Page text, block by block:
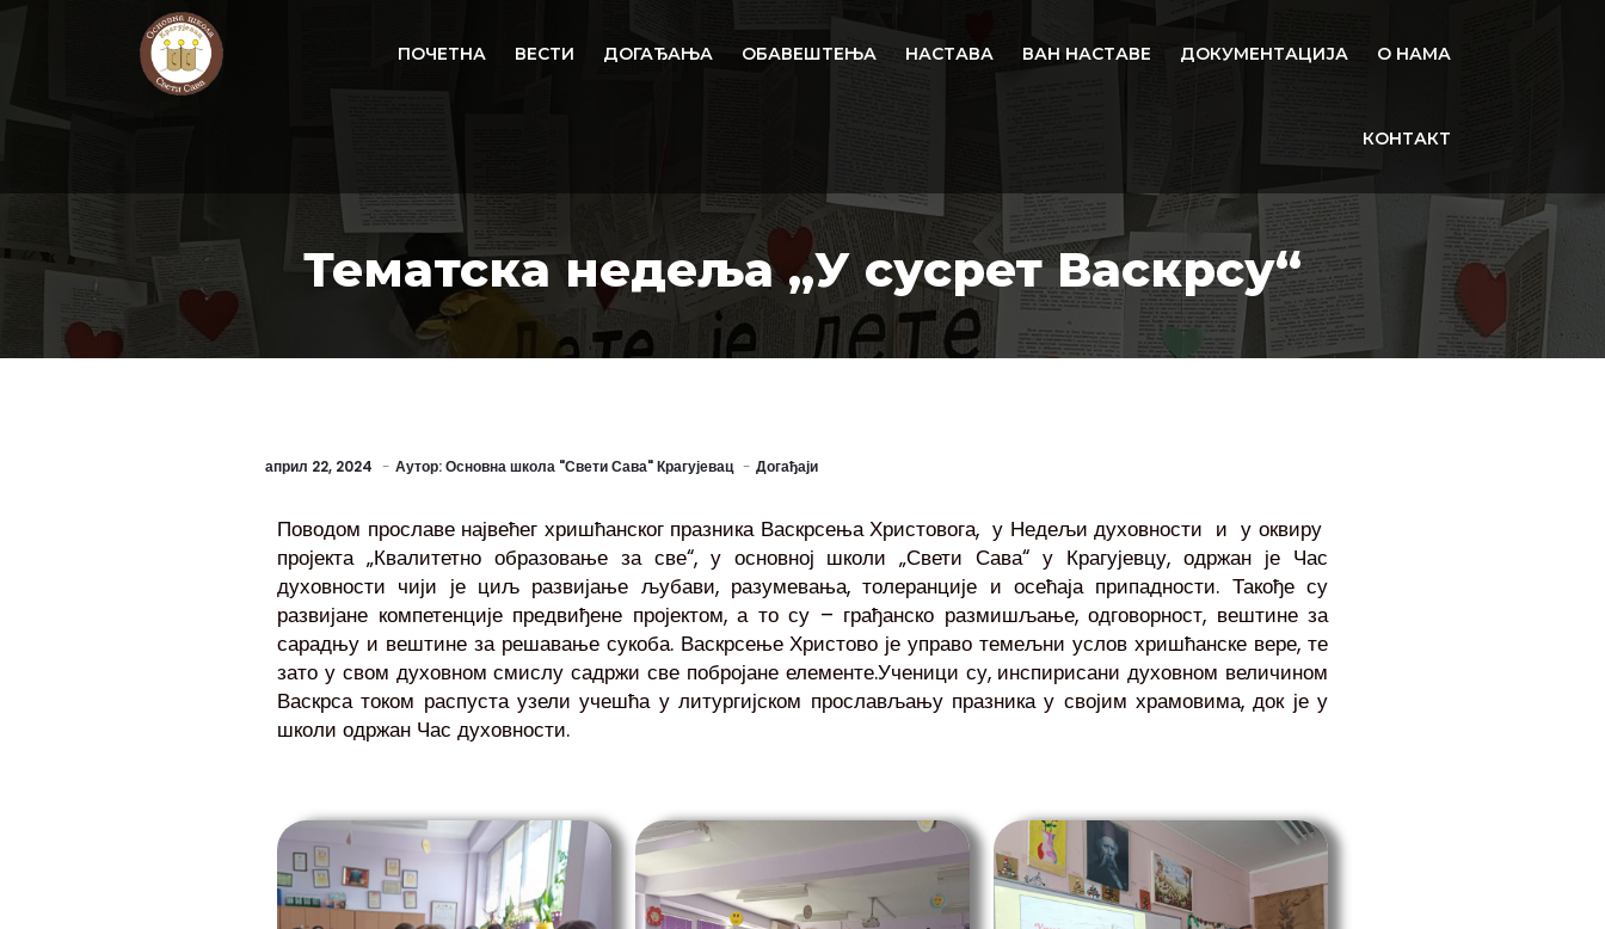
ПОЧЕТНА ВЕСТИ ДОГАЂАЊА ОБАВЕШТЕЊА НАСТАВА ВАН НАСТАВЕ ДОКУМЕНТАЦИЈА О НАМА
КОНТАКТ
Тематска недеља „У сусрет Васкрсу“
април 22, 2024 Аутор:Основна школа "Свети Сава" Крагујевац Догађаји
Поводом прославе највећег хришћанског празника Васкрсења Христовога, у Недељи духовности и у оквиру
пројекта „Квалитетно образовање за све“, у основној школи „Свети Сава“ у Крагујевцу, одржан је Час
духовности чији је циљ развијање љубави, разумевања, толеранције и осећаја припадности. Такође су
развијане компетенције предвиђене пројектом, а то су – грађанско размишљање, одговорност, вештине за
сарадњу и вештине за решавање сукоба. Васкрсење Христово је управо темељни услов хришћанске вере, те
зато у свом духовном смислу садржи све побројане елементе.Ученици су, инспирисани духовном величином
Васкрса током распуста узели учешћа у литургијском прослављању празника у својим храмовима, док је у
школи одржан Час духовности.